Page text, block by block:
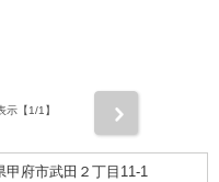
示【1/1】
甲府市武田２丁目11-1